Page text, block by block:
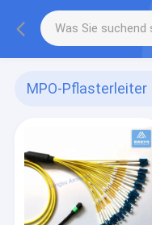
MPO-Pflasterleiter